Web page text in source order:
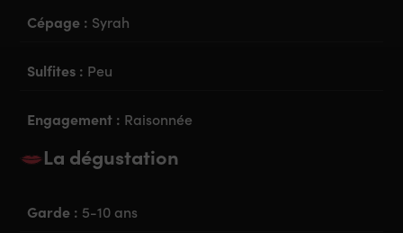
Cépage : Syrah
Sulfites : Peu
Engagement : Raisonnée
La dégustation
Garde : 5-10 ans